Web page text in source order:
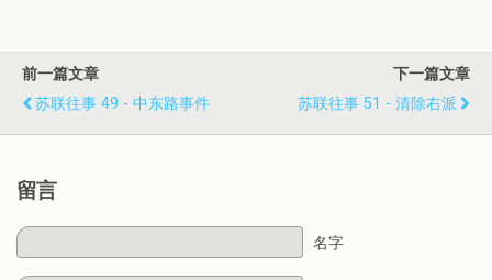
前一篇文章
苏联往事 49 - 中东路事件
下一篇文章
苏联往事 51 - 清除右派
留言
名字